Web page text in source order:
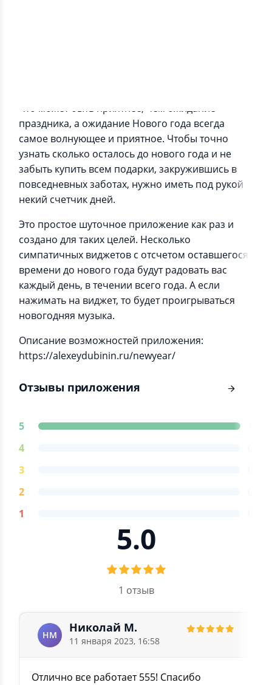
Что может быть приятнее, чем ожидание
праздника, а ожидание Нового года всегда
самое волнующее и приятное. Чтобы точно
узнать сколько осталось до нового года и не
забыть купить всем подарки, закружившись в
повседневных заботах, нужно иметь под рукой
некий счетчик дней.
Это простое шуточное приложение как раз и
создано для таких целей. Несколько
симпатичных виджетов с отсчетом оставшегося
времени до нового года будут радовать вас
каждый день, в течении всего года. А если
нажимать на виджет, то будет проигрываться
новогодняя музыка.
Описание возможностей приложения:
https://alexeydubinin.ru/newyear/
Отзывы приложения
5
4
3
2
1
5.0
1 отзыв
НМ
Николай М.
11 января 2023, 16:58
Отлично все работает 555! Спасибо